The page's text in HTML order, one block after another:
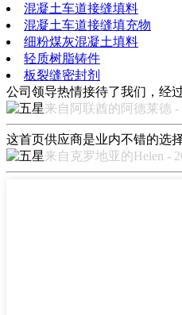
混凝土车道接缝填料
混凝土车道接缝填充物
细粉煤灰混凝土填料
轻质树脂铸件
板裂缝密封剂
公司领导热情接待了我们，经
来自阿联酋的阿德莱德 -
这首页供应商是业内不错的选
来自克罗地亚的Helen -